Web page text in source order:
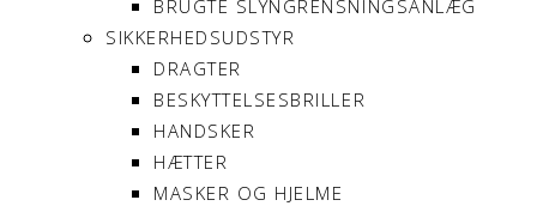
BRUGTE SLYNGRENSNINGSANLÆG
SIKKERHEDSUDSTYR
DRAGTER
BESKYTTELSESBRILLER
HANDSKER
HÆTTER
MASKER OG HJELME